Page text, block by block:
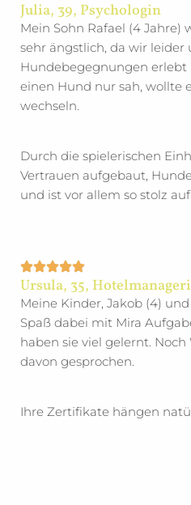
Julia, 39, Psychologin
Mein Sohn Rafael (4
sehr ängstlich, da wir
Hundebegegnungen erlebt
einen Hund nur sah, wollte
wechseln.
Durch die spielerischen
Vertrauen aufgebaut,
und ist vor allem so stolz auf
Ursula, 35,
Meine Kinder, Jakob (4)
Spaß dabei mit Mira
haben sie viel gelernt.
davon gesprochen.
Ihre Zertifikate hängen